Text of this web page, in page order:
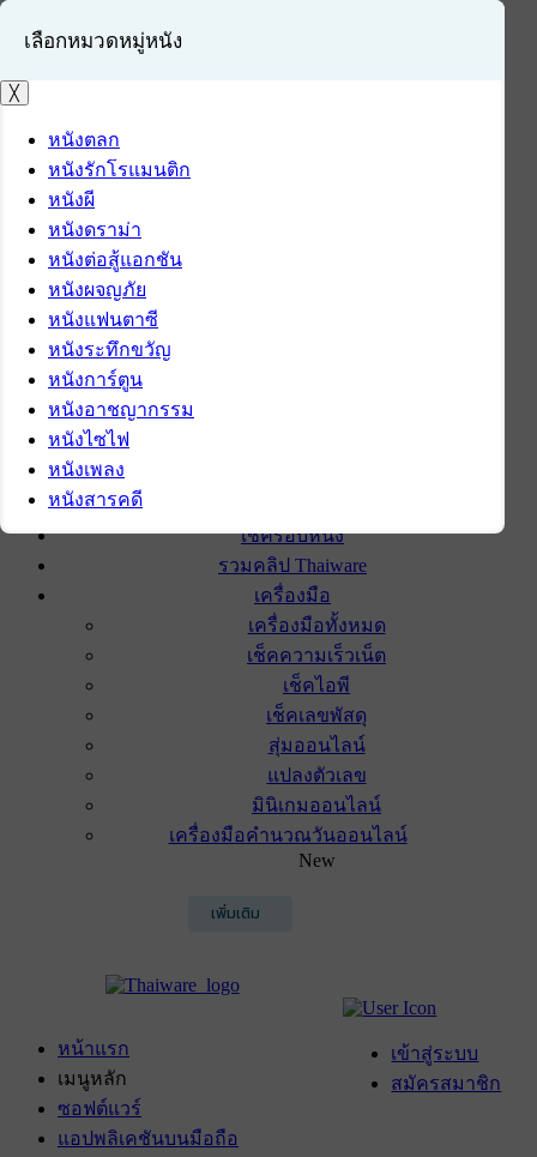
เข้าสู่ระบบ
สมัครสมาชิก
เช็ครอบหนัง
รวมคลิป Thaiware
เครื่องมือ
เครื่องมือทั้งหมด
เช็คความเร็วเน็ต
เช็คไอพี
เช็คเลขพัสดุ
สุ่มออนไลน์
แปลงตัวเลข
มินิเกมออนไลน์
เครื่องมือคำนวณวันออนไลน์
New
เพิ่มเติม
เข้าสู่ระบบ
สมัครสมาชิก
หน้าแรก
เมนูหลัก
ซอฟต์แวร์
แอปพลิเคชันบนมือถือ
เลือกหมวดหมู่หนัง
╳
หนังตลก
หนังรักโรแมนติก
หนังผี
หนังดราม่า
หนังต่อสู้แอกชัน
หนังผจญภัย
หนังแฟนตาซี
หนังระทึกขวัญ
หนังการ์ตูน
หนังอาชญากรรม
หนังไซไฟ
หนังเพลง
หนังสารคดี